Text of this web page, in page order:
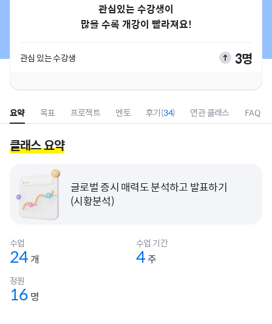
관심있는 수강생이
많을 수록 개강이 빨라져요!
관심 있는 수강생 3명
요약 목표 프로젝트 멘토 후기(34) 연관 클래스 FAQ
클래스 요약
글로벌 증시 매력도 분석하고 발표하기
(시황분석)
수업
24 개
수업 기간
4주
정원
16 명